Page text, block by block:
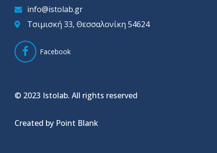
info@istolab.gr
Τσιμισκή 33, Θεσσαλονίκη 54624
Facebook
© 2023 Istolab. All rights reserved
Created by Point Blank